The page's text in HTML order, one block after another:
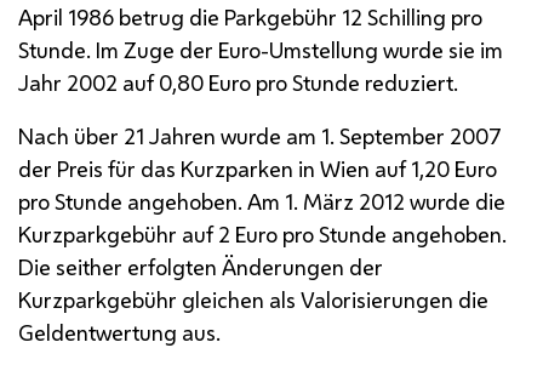
April 1986 betrug die Parkgebühr 12 Schilling pro
Stunde. Im Zuge der Euro-Umstellung wurde sie im
Jahr 2002 auf 0,80 Euro pro Stunde reduziert.
Nach über 21 Jahren wurde am 1. September 2007
der Preis für das Kurzparken in Wien auf 1,20 Euro
pro Stunde angehoben. Am 1. März 2012 wurde die
Kurzparkgebühr auf 2 Euro pro Stunde angehoben.
Die seither erfolgten Änderungen der
Kurzparkgebühr gleichen als Valorisierungen die
Geldentwertung aus.